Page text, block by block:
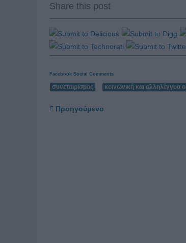
Share this post
Facebook Social Comments
συνεταιρισμος κοινωνική και αλληλέγγυα
Προηγούμενο